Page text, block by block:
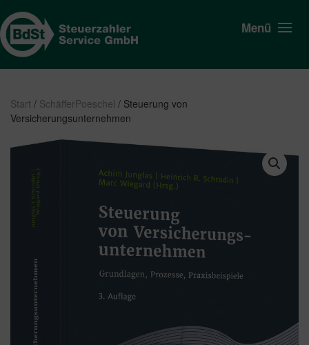
Menü
Start / SchäfferPoeschel / Steuerung von
Versicherungsunternehmen